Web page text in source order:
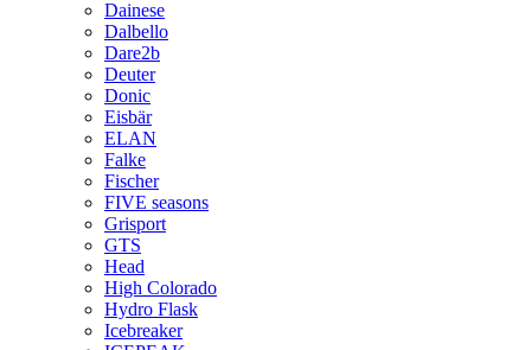
Dainese
Dalbello
Dare2b
Deuter
Donic
Eisbär
ELAN
Falke
Fischer
FIVE seasons
Grisport
GTS
Head
High Colorado
Hydro Flask
Icebreaker